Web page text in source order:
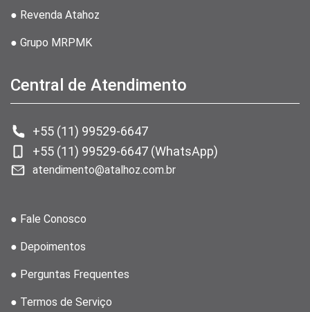
● Revenda Atahoz
● Grupo MRPMK
Central de Atendimento
+55 (11) 99529-6647
+55 (11) 99529-6647 (WhatsApp)
atendimento@atalhoz.com.br
● Fale Conosco
● Depoimentos
● Perguntas Frequentes
● Termos de Serviço